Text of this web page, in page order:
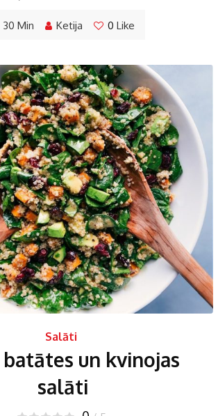
30 Min Ketija 0 Like
Salāti
batātes un kvinojas
salāti